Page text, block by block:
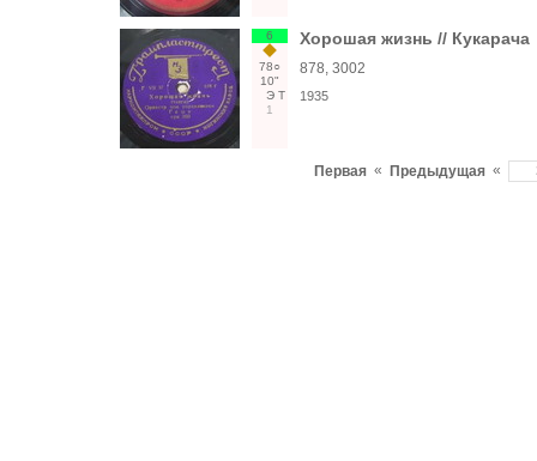
6
78○
10"
Э Т
1
Хорошая жизнь // Кукарача
878, 3002
1935
Первая « Предыдущая «